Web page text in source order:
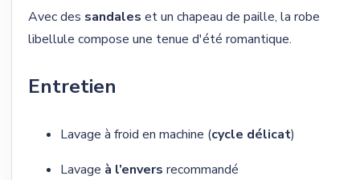
Avec des sandales et un chapeau de paille, la robe
libellule compose une tenue d'été romantique.
Entretien
Lavage à froid en machine (cycle délicat)
Lavage à l’envers recommandé